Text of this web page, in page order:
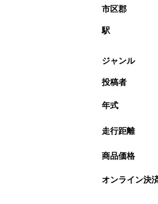
市区郡
駅
ジャンル
投稿者
年式
走行距離
商品価格
オンライン決